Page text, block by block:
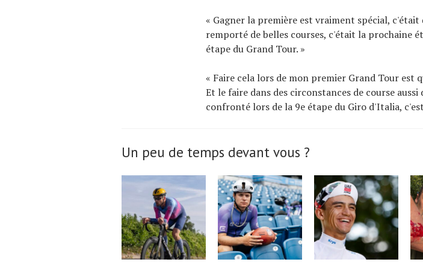
« Gagner la première est vraiment spécial, c'était
remporté de belles courses, c'était la prochaine
étape du Grand Tour. »
« Faire cela lors de mon premier Grand Tour est
Et le faire dans des circonstances de course
confronté lors de la 9e étape du Giro d'Italia,
Un peu de temps devant vous ?